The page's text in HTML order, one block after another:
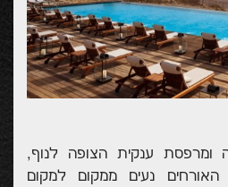
ומרפסת ענקית הצופה לנוף,
נעים ממקום למקום